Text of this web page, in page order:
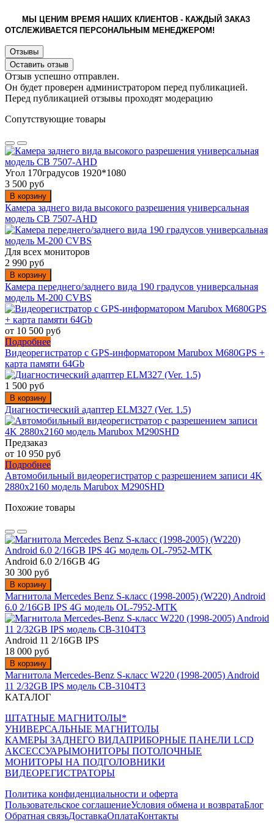
МЫ ЦЕНИМ ВРЕМЯ НАШИХ КЛИЕНТОВ - КАЖДЫЙ ЗАКАЗ
ОТСЛЕЖИВАЕТСЯ ПЕРСОНАЛЬНЫМ МЕНЕДЖЕРОМ!
Отзывы
Оставить отзыв
Отзыв успешно отправлен.
Он будет проверен администратором перед публикацией.
Перед публикацией отзывы проходят модерацию
Сопутствующие товары
Угол 170градусов 1920*1080
3 500 руб
В корзину
Камера заднего вида высокого разрешения универсальная
модель CB 7507-AHD
Для всех мониторов
2 990 руб
В корзину
Камера переднего/заднего вида 190 градусов универсальная
модель M-200 CVBS
от 10 500 руб
Подробнее
Видеорегистратор с GPS-информатором Marubox M680GPS +
карта памяти 64Gb
1 500 руб
В корзину
Диагностический адаптер ELM327 (Ver. 1.5)
Предзаказ
от 10 950 руб
Подробнее
Автомобильный видеорегистратор с разрешением записи 4K
2880х2160 модель Marubox M290SHD
Похожие товары
Android 6.0 2/16GB 4G
30 300 руб
В корзину
Магнитола Mercedes Benz S-класс (1998-2005) (W220) Android
6.0 2/16GB IPS 4G модель OL-7952-MTK
Android 11 2/16GB IPS
18 000 руб
В корзину
Магнитола Mercedes-Benz S-класс W220 (1998-2005) Android
11 2/32GB IPS модель CB-3104T3
КАТАЛОГ
ШТАТНЫЕ МАГНИТОЛЫ*
УНИВЕРСАЛЬНЫЕ МАГНИТОЛЫ
КАМЕРЫ ЗАДНЕГО ВИДАПРИБОРНЫЕ ПАНЕЛИ LCD
АКСЕССУАРЫМОНИТОРЫ ПОТОЛОЧНЫЕ
МОНИТОРЫ НА ПОДГОЛОВНИКИ
ВИДЕОРЕГИСТРАТОРЫ
Политика конфиденциальности и оферта
Пользовательское соглашениеУсловия обмена и возвратаБлог
Обратная связьДоставкаОплатаКонтакты